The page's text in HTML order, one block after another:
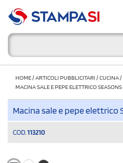
HOME/ARTICOLI PUBBLICITARI /CUCINA/
MACINA SALE E PEPE ELETTRICO
Macina sale e pepe elettrico
COD. 113210